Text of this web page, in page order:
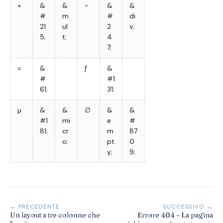
×
&
#
21
5;
&
m
ul
t;
÷
&
#
2
4
7;
&
di
v;
=
&
#
61;
ƒ
&
#1
31;
µ
&
#1
81;
&
mi
cr
o;
∅
&
e
m
pt
y;
&
#
87
0
9;
← PRECEDENTE
Un layout a tre colonne che
SUCCESSIVO →
Errore 404 – La pagina